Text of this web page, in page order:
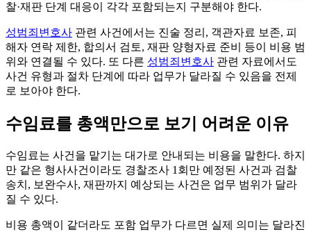
찰·재판 단계 대응이 각각 포함되는지 구분해야 한다.
성범죄변호사 관련 사건에서는 진술 정리, 객관자료 보존, 피
해자 연락 제한, 합의서 검토, 재판 양형자료 준비 등이 비용 범
위와 연결될 수 있다. 또 다른 성범죄변호사 관련 자료에서도
사건 유형과 절차 단계에 따라 업무가 달라질 수 있음을 전제
로 보아야 한다.
수임료를 총액만으로 보기 어려운 이유
수임료는 사건을 맡기는 대가로 안내되는 비용을 말한다. 하지
만 같은 형사사건이라도 경찰조사 1회만 예정된 사건과 검찰
송치, 보완수사, 재판까지 예상되는 사건은 업무 범위가 달라
질 수 있다.
비용 총액이 같더라도 포함 업무가 다르면 실제 의미는 달라진